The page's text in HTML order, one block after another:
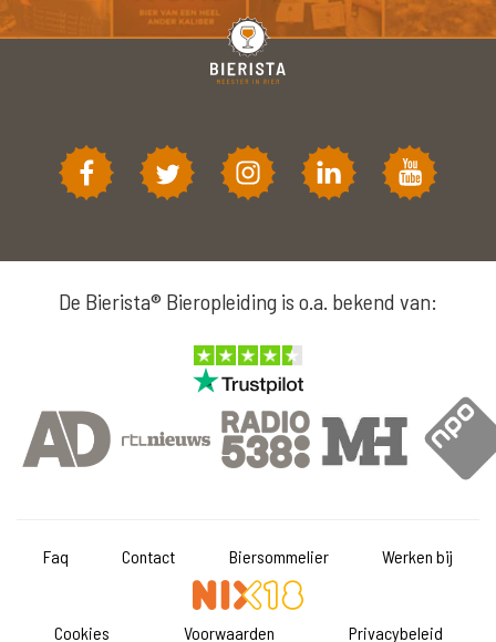
De Bierista® Bieropleiding is o.a. bekend van:
Faq Contact Biersommelier Werken bij
Cookies Voorwaarden Privacybeleid